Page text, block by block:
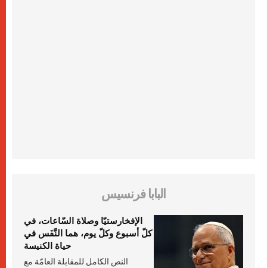
البابا فرنسيس
الإفخارستيّا وصلاة السّاعات، في
كلّ أسبوع وكلّ يوم، هما النَّفَس في
حياة الكنيسة
النص الكامل للمقابلة العامّة مع